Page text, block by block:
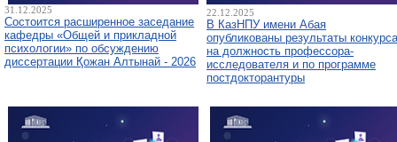
31.12.2025
Состоится расширенное заседание
кафедры «Общей и прикладной
психологии» по обсуждению
диссертации Қожан Алтынай - 2026
22.12.2025
В КазНПУ имени Абая
опубликованы результаты конкурса
на должность профессора-
исследователя и по программе
постдокторантуры